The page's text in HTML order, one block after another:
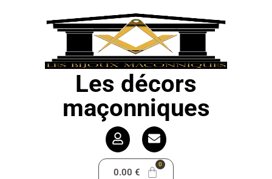
Les décors
maçonniques
0.00 €